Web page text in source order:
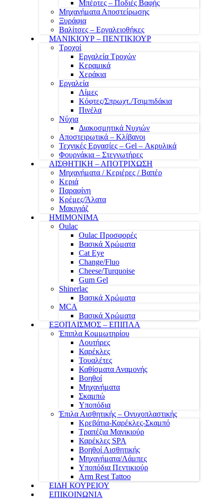
Μπέρτες – Ποδιές Βαφής
Μηχανήματα Αποστείρωσης
Ξυράφια
Βαλίτσες – Εργαλειοθήκες
ΜΑΝΙΚΙΟΥΡ – ΠΕΝΤΙΚΙΟΥΡ
Τροχοί
Εργαλεία Τροχών
Κεραμικά
Χεράκια
Εργαλεία
Λίμες
Κόφτες/Σπρωχτ./Τσιμπιδάκια
Πινέλα
Νύχια
Διακοσμητικά Νυχιών
Αποστειρωτικά – Κλίβανοι
Τεχνικές Εργασίες – Gel – Ακρυλικά
Φουρνάκια – Στεγνωτήρες
ΑΙΣΘΗΤΙΚΗ – ΑΠΟΤΡΙΧΩΣΗ
Μηχανήματα / Κεριέρες / Βαπέρ
Κεριά
Παραφίνη
Κρέμες/Άλατα
Μακιγιάζ
ΗΜΙΜΟΝΙΜΑ
Oulac
Oulac Προσφορές
Βασικά Χρώματα
Cat Eye
Change/Fluo
Cheese/Turquoise
Gum Gel
Shinerlac
Βασικά Χρώματα
MCA
Βασικά Χρώματα
ΕΞΟΠΛΙΣΜΟΣ – ΕΠΙΠΛΑ
Έπιπλα Κομμωτηρίου
Λουτήρες
Καρέκλες
Τουαλέτες
Καθίσματα Αναμονής
Βοηθοί
Μηχανήματα
Σκαμπώ
Υποπόδια
Έπιλα Αισθητικής – Ονυχοπλαστικής
Κρεβάτια-Καρέκλες-Σκαμπό
Τραπέζια Μανικιούρ
Καρέκλες SPA
Βοηθοί Αισθητικής
Μηχανήματα/Λάμπες
Υποπόδια Πεντικιούρ
Arm Rest Tattoo
ΕΙΔΗ ΚΟΥΡΕΙΟΥ
ΕΠΙΚΟΙΝΩΝΙΑ